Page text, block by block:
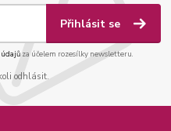
Přihlásit se
za účelem rozesílky newsletteru.
odhlásit.